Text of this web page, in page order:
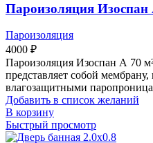
Пароизоляция
Пароизоляция
4000 ₽
Пароизоляция Изоспан А 70
представляет собой мембрану,
влагозащитными
Добавить в список желаний
В корзину
Быстрый просмотр